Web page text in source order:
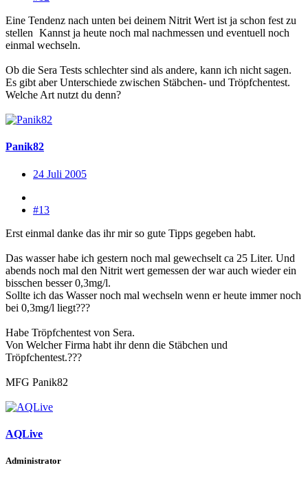
Eine Tendenz nach unten bei deinem Nitrit Wert ist ja schon fest zu
stellen Kannst ja heute noch mal nachmessen und eventuell noch
einmal wechseln.
Ob die Sera Tests schlechter sind als andere, kann ich nicht sagen.
Es gibt aber Unterschiede zwischen Stäbchen- und Tröpfchentest.
Welche Art nutzt du denn?
Panik82
24 Juli 2005
#13
Erst einmal danke das ihr mir so gute Tipps gegeben habt.
Das wasser habe ich gestern noch mal gewechselt ca 25 Liter. Und
abends noch mal den Nitrit wert gemessen der war auch wieder ein
bisschen besser 0,3mg/l.
Sollte ich das Wasser noch mal wechseln wenn er heute immer noch
bei 0,3mg/l liegt???
Habe Tröpfchentest von Sera.
Von Welcher Firma habt ihr denn die Stäbchen und
Tröpfchentest.???
MFG Panik82
AQLive
Administrator